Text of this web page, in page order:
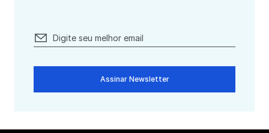
Assinar Newsletter